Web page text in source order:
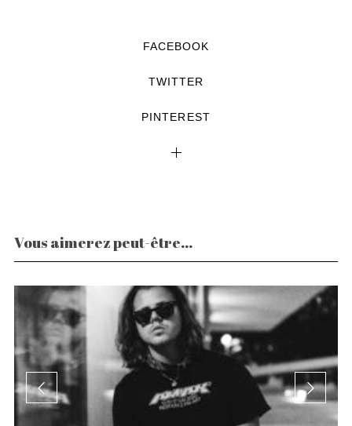
FACEBOOK
TWITTER
PINTEREST
Vous aimerez peut-être...